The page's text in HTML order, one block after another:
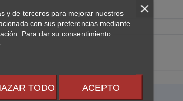
y de terceros para mejorar nuestros
con sus preferencias mediante
Para dar su consentimiento
TODO ACEPTO